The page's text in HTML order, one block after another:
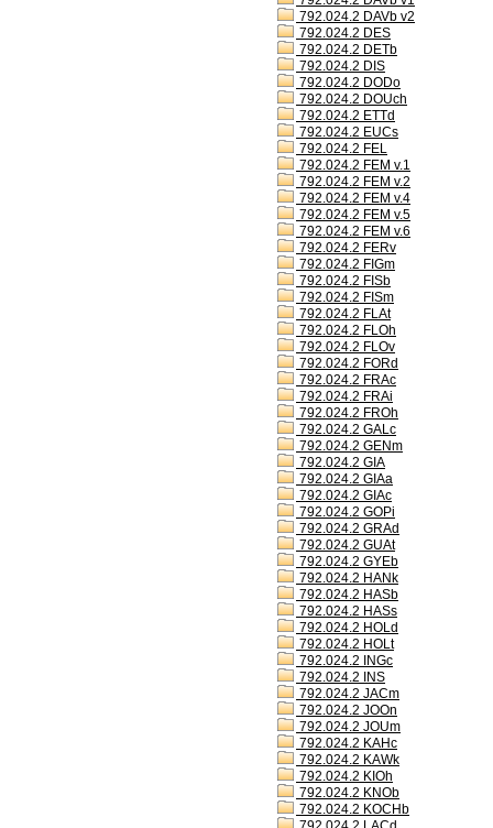
792.024.2 DAVb v2
792.024.2 DES
792.024.2 DETb
792.024.2 DIS
792.024.2 DODo
792.024.2 DOUch
792.024.2 ETTd
792.024.2 EUCs
792.024.2 FEL
792.024.2 FEM v.1
792.024.2 FEM v.2
792.024.2 FEM v.4
792.024.2 FEM v.5
792.024.2 FEM v.6
792.024.2 FERv
792.024.2 FIGm
792.024.2 FISb
792.024.2 FISm
792.024.2 FLAt
792.024.2 FLOh
792.024.2 FLOv
792.024.2 FORd
792.024.2 FRAc
792.024.2 FRAi
792.024.2 FROh
792.024.2 GALc
792.024.2 GENm
792.024.2 GIA
792.024.2 GIAa
792.024.2 GIAc
792.024.2 GOPi
792.024.2 GRAd
792.024.2 GUAt
792.024.2 GYEb
792.024.2 HANk
792.024.2 HASb
792.024.2 HASs
792.024.2 HOLd
792.024.2 HOLt
792.024.2 INGc
792.024.2 INS
792.024.2 JACm
792.024.2 JOOn
792.024.2 JOUm
792.024.2 KAHc
792.024.2 KAWk
792.024.2 KIOh
792.024.2 KNOb
792.024.2 KOCHb